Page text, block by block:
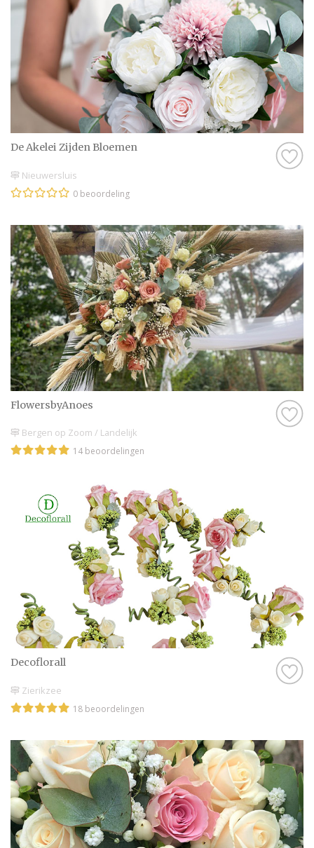
De Akelei Zijden Bloemen
Nieuwersluis
0 beoordeling
FlowersbyAnoes
Bergen op Zoom / Landelijk
14 beoordelingen
Decoflorall
Zierikzee
18 beoordelingen